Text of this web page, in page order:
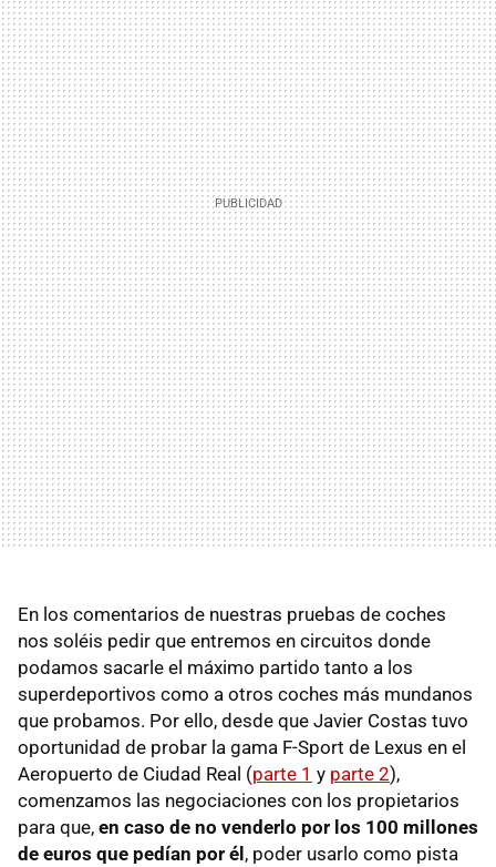
En los comentarios de nuestras pruebas de coches
nos soléis pedir que entremos en circuitos donde
podamos sacarle el máximo partido tanto a los
superdeportivos como a otros coches más mundanos
que probamos. Por ello, desde que Javier Costas tuvo
oportunidad de probar la gama F-Sport de Lexus en el
Aeropuerto de Ciudad Real (parte 1 y parte 2),
comenzamos las negociaciones con los propietarios
para que, en caso de no venderlo por los 100 millones
de euros que pedían por él, poder usarlo como pista